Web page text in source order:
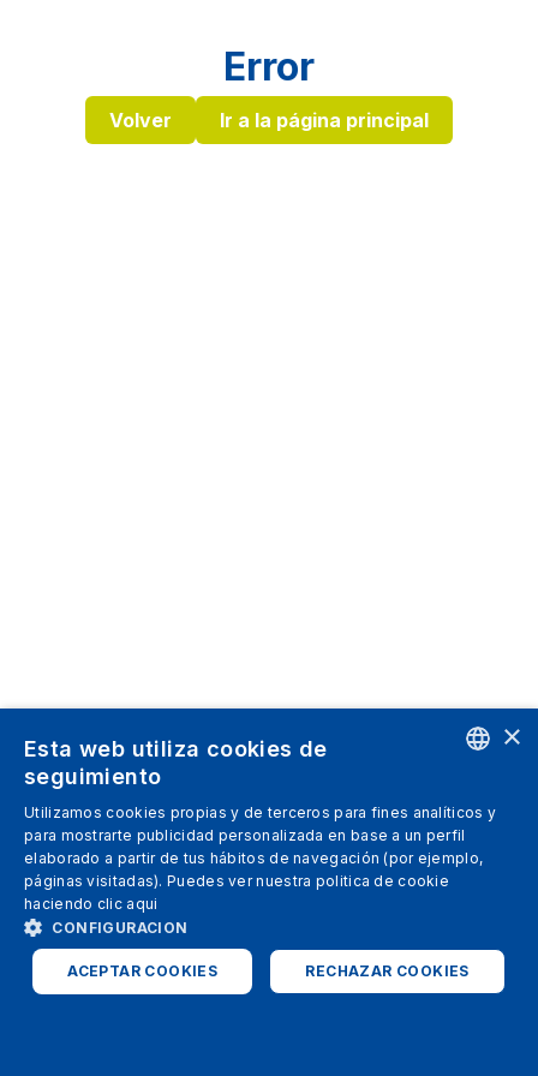
Error
Volver Ir a la página principal
SPANISH
ITALIAN
ENGLISH
×
Esta web utiliza cookies de
seguimiento
Utilizamos cookies propias y de terceros para fines analíticos y
para mostrarte publicidad personalizada en base a un perfil
elaborado a partir de tus hábitos de navegación (por ejemplo,
páginas visitadas). Puedes ver nuestra politica de cookie
haciendo clic aqui
CONFIGURACION
ACEPTAR COOKIES RECHAZAR COOKIES